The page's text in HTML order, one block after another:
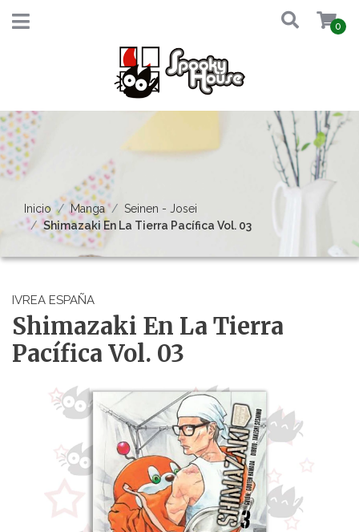
0
Inicio Manga
Seinen - Josei
Shimazaki En La Tierra Pacífica Vol. 03
IVREA ESPAÑA
Shimazaki En La Tierra
Pacífica Vol. 03